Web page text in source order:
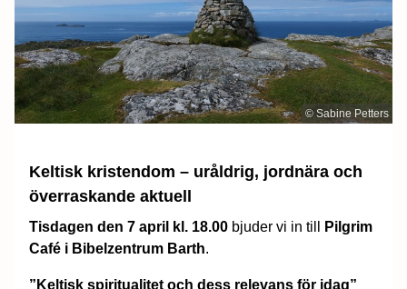
© Sabine Petters
Keltisk kristendom – uråldrig, jordnära och
överraskande aktuell
Tisdagen den 7 april kl. 18.00 bjuder vi in till
Pilgrim
Café i Bibelzentrum Barth.
”Keltisk spiritualitet och dess relevans för idag”